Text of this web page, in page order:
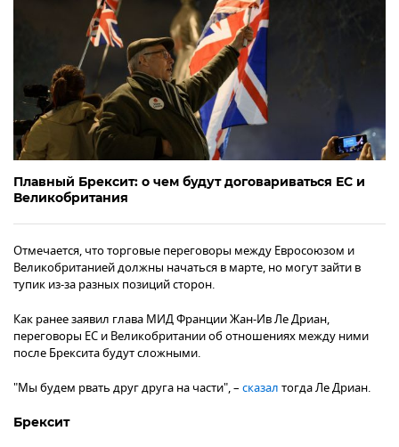
Плавный Брексит: о чем будут договариваться ЕС и
Великобритания
Отмечается, что торговые переговоры между Евросоюзом и
Великобританией должны начаться в марте, но могут зайти в
тупик из-за разных позиций сторон.
Как ранее заявил глава МИД Франции Жан-Ив Ле Дриан,
переговоры ЕС и Великобритании об отношениях между ними
после Брексита будут сложными.
"Мы будем рвать друг друга на части", – сказал тогда Ле Дриан.
Брексит